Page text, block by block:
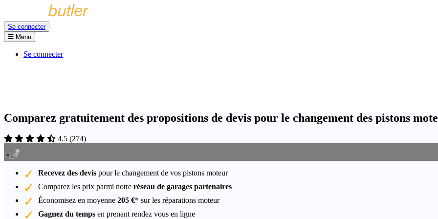
Se connecter
Menu
Se connecter
Comparez gratuitement des propositions de devis pour le changement des pistons
4.5 (274)
Recevez des devis pour le changement de vos pistons moteur
Comparez les prix parmi notre réseau de garages partenaires
Économisez en moyenne 205 €* sur les réparations moteur
Gagnez du temps en prenant rendez vous en ligne